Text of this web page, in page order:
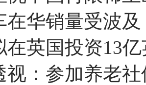
在华销量受波
在英国投资13
视：参加养老